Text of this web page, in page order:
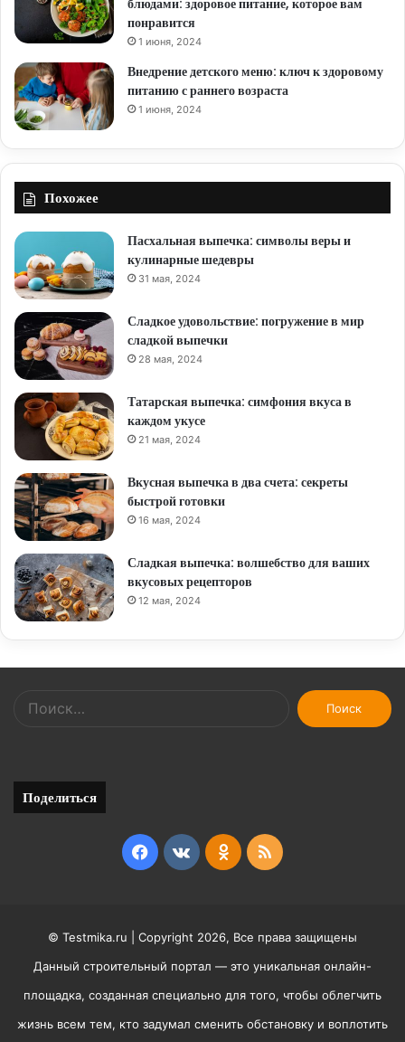
блюдами: здоровое питание, которое вам
понравится
1 июня, 2024
Внедрение детского меню: ключ к здоровому
питанию с раннего возраста
1 июня, 2024
Похожее
Пасхальная выпечка: символы веры и
кулинарные шедевры
31 мая, 2024
Сладкое удовольствие: погружение в мир
сладкой выпечки
28 мая, 2024
Татарская выпечка: симфония вкуса в
каждом укусе
21 мая, 2024
Вкусная выпечка в два счета: секреты
быстрой готовки
16 мая, 2024
Сладкая выпечка: волшебство для ваших
вкусовых рецепторов
12 мая, 2024
Найти:
Поделиться
Facebook
vk.comOdnoklassniki
RSS
© Testmika.ru | Copyright 2026, Все права защищены
Данный строительный портал — это уникальная онлайн-
площадка, созданная специально для того, чтобы облегчить
жизнь всем тем, кто задумал сменить обстановку и воплотить